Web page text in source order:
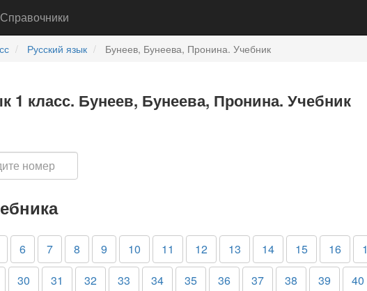
Справочники
Русский язык Бунеев, Бунеева, Пронина. Учебник
1 класс. Бунеев, Бунеева, Пронина. Учебник
6 7 8 9 10 11 12 13 14 15 16
30 31 32 33 34 35 36 37 38 39 40